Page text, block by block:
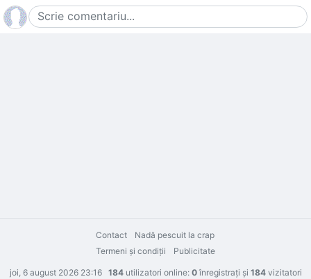
Contact
Nadă pescuit la crap
Termeni şi condiţii
Publicitate
joi, 6 august 2026 23:16 184utilizatori online: 0înregistraţi şi 184vizitatori